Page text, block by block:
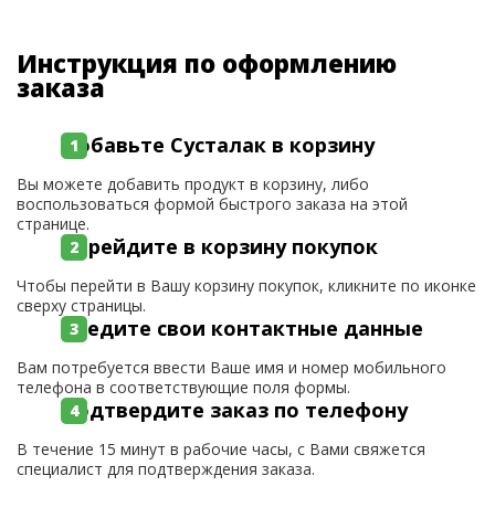
Инструкция по оформлению
заказа
Добавьте Сусталак в корзину
Вы можете добавить продукт в корзину, либо
воспользоваться формой быстрого заказа на этой
странице.
Перейдите в корзину покупок
Чтобы перейти в Вашу корзину покупок, кликните по иконке
сверху страницы.
Введите свои контактные данные
Вам потребуется ввести Ваше имя и номер мобильного
телефона в соответствующие поля формы.
Подтвердите заказ по телефону
В течение 15 минут в рабочие часы, с Вами свяжется
специалист для подтверждения заказа.